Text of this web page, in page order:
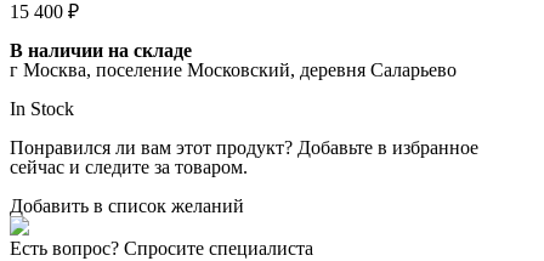
15 400 ₽
В наличии на складе
г Москва, поселение Московский, деревня Саларьево
In Stock
Понравился ли вам этот продукт? Добавьте в избранное
сейчас и следите за товаром.
Добавить в список желаний
Есть вопрос? Спросите специалиста